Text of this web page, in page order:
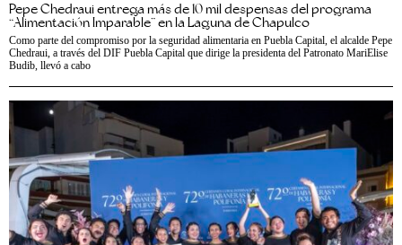
Pepe Chedraui entrega más de 10 mil despensas del programa
“Alimentación Imparable” en la Laguna de Chapulco
Como parte del compromiso por la seguridad alimentaria en Puebla Capital, el alcalde Pepe
Chedraui, a través del DIF Puebla Capital que dirige la presidenta del Patronato MariElise
Budib, llevó a cabo